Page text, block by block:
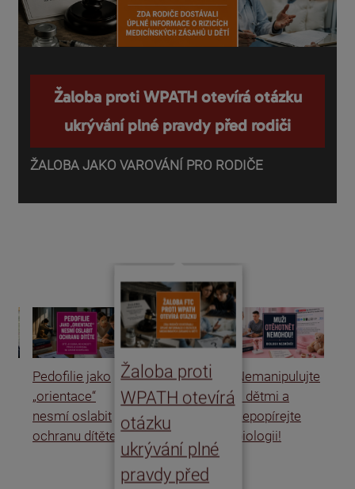
Žaloba proti WPATH otevírá otázku
ukrývání plné pravdy před rodiči
ŽALOBA JAKO VAROVÁNÍ PRO RODIČE
Pedofilie jako
„orientace“
nesmí oslabit
ochranu dítěte
Žaloba proti
WPATH otevírá
otázku
ukrývání plné
pravdy před
Nemanipulujte
s dětmi a
nepopírejte
biologii!